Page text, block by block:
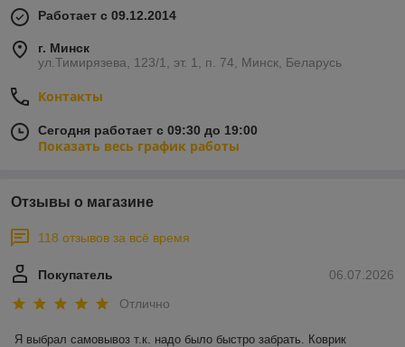
Работает с 09.12.2014
г. Минск
ул.Тимирязева, 123/1, эт. 1, п. 74, Минск, Беларусь
Контакты
Сегодня работает с 09:30 до 19:00
Показать весь график работы
Отзывы о магазине
118 отзывов за всё время
06.07.2026
Покупатель
Отлично
Я выбрал самовывоз т.к. надо было быстро забрать. Коврик